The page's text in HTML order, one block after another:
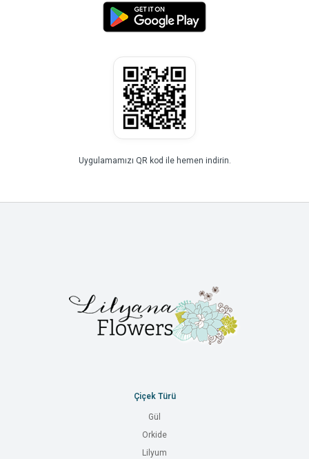
Uygulamamızı QR kod ile hemen indirin.
Çiçek Türü
Gül
Orkide
Lilyum